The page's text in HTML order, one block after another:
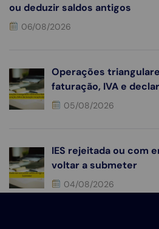
ou deduzir saldos antigos
06/08/2026
Operações
faturação, IVA e
05/08/2026
IES rejeitada ou com
voltar a submeter
04/08/2026